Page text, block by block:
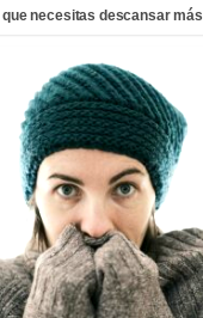
necesitas descansar más